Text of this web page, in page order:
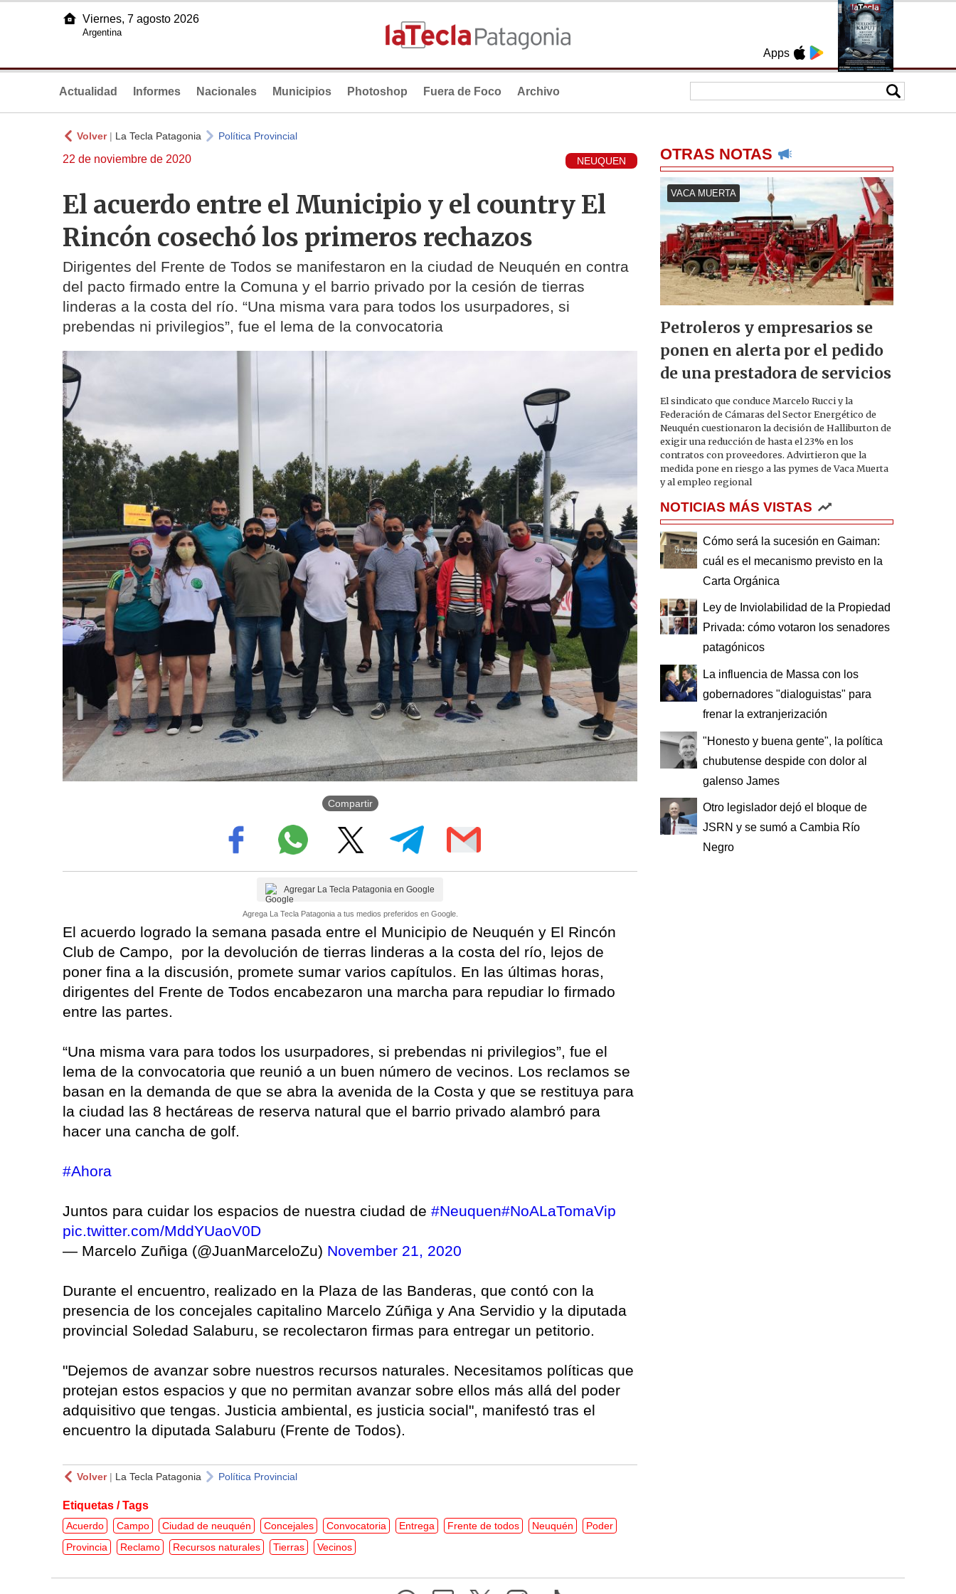
Apps
Viernes, 7 agosto 2026
Argentina
Actualidad Informes Nacionales Municipios Photoshop Fuera de Foco Archivo
Volver| La Tecla Patagonia Política Provincial
22 de noviembre de 2020 NEUQUEN
El acuerdo entre el Municipio y el country El
Rincón cosechó los primeros rechazos
Dirigentes del Frente de Todos se manifestaron en la ciudad de Neuquén en contra
del pacto firmado entre la Comuna y el barrio privado por la cesión de tierras
linderas a la costa del río. “Una misma vara para todos los usurpadores, si
prebendas ni privilegios”, fue el lema de la convocatoria
Compartir
Agregar La Tecla Patagonia en Google
Agrega La Tecla Patagonia a tus medios preferidos en Google.
El acuerdo logrado la semana pasada entre el Municipio de Neuquén y El Rincón
Club de Campo, por la devolución de tierras linderas a la costa del río, lejos de
poner fina a la discusión, promete sumar varios capítulos. En las últimas horas,
dirigentes del Frente de Todos encabezaron una marcha para repudiar lo firmado
entre las partes.
“Una misma vara para todos los usurpadores, si prebendas ni privilegios”, fue el
lema de la convocatoria que reunió a un buen número de vecinos. Los reclamos se
basan en la demanda de que se abra la avenida de la Costa y que se restituya para
la ciudad las 8 hectáreas de reserva natural que el barrio privado alambró para
hacer una cancha de golf.
#Ahora
Juntos para cuidar los espacios de nuestra ciudad de #Neuquen#NoALaTomaVip
pic.twitter.com/MddYUaoV0D
— Marcelo Zuñiga (@JuanMarceloZu) November 21, 2020
Durante el encuentro, realizado en la Plaza de las Banderas, que contó con la
presencia de los concejales capitalino Marcelo Zúñiga y Ana Servidio y la diputada
provincial Soledad Salaburu, se recolectaron firmas para entregar un petitorio.
"Dejemos de avanzar sobre nuestros recursos naturales. Necesitamos políticas que
protejan estos espacios y que no permitan avanzar sobre ellos más allá del poder
adquisitivo que tengas. Justicia ambiental, es justicia social", manifestó tras el
encuentro la diputada Salaburu (Frente de Todos).
Volver| La Tecla Patagonia Política Provincial
Etiquetas / Tags
Acuerdo Campo Ciudad de neuquén Concejales Convocatoria Entrega Frente de todos Neuquén
Poder
Provincia
Reclamo Recursos naturales Tierras Vecinos
OTRAS NOTAS
VACA MUERTA
Petroleros y empresarios se
ponen en alerta por el pedido
de una prestadora de servicios
El sindicato que conduce Marcelo Rucci y la
Federación de Cámaras del Sector Energético de
Neuquén cuestionaron la decisión de Halliburton de
exigir una reducción de hasta el 23% en los
contratos con proveedores. Advirtieron que la
medida pone en riesgo a las pymes de Vaca Muerta
y al empleo regional
NOTICIAS MÁS VISTAS
Cómo será la sucesión en Gaiman:
cuál es el mecanismo previsto en la
Carta Orgánica
Ley de Inviolabilidad de la Propiedad
Privada: cómo votaron los senadores
patagónicos
La influencia de Massa con los
gobernadores "dialoguistas" para
frenar la extranjerización
"Honesto y buena gente", la política
chubutense despide con dolor al
galenso James
Otro legislador dejó el bloque de
JSRN y se sumó a Cambia Río
Negro